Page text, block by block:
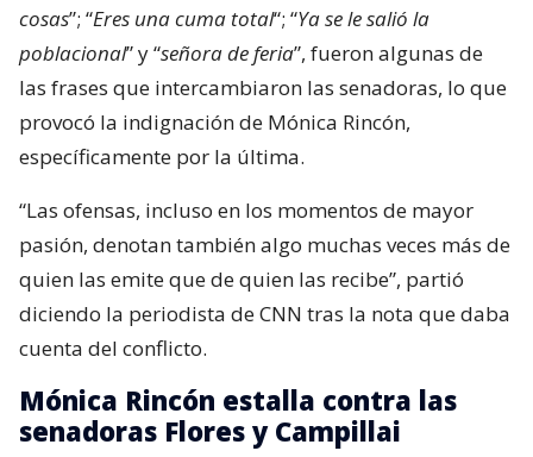
cosas”; “Eres una cuma total“; “Ya se le salió la
poblacional” y “señora de feria”, fueron algunas de
las frases que intercambiaron las senadoras, lo que
provocó la indignación de Mónica Rincón,
específicamente por la última.
“Las ofensas, incluso en los momentos de mayor
pasión, denotan también algo muchas veces más de
quien las emite que de quien las recibe”, partió
diciendo la periodista de CNN tras la nota que daba
cuenta del conflicto.
Mónica Rincón estalla contra las
senadoras Flores y Campillai